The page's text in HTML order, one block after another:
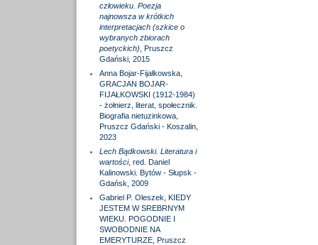
człowieku. Poezja
najnowsza w krótkich
interpretacjach (szkice o
wybranych zbiorach
poetyckich) , Pruszcz
Gdański, 2015
Anna Bojar-Fijałkowska,
GRACJAN BOJAR-
FIJAŁKOWSKI (1912-1984)
- żołnierz, literat, społecznik.
Biografia nietuzinkowa,
Pruszcz Gdański - Koszalin,
2023
Lech Bądkowski. Literatura i
wartości, red. Daniel
Kalinowski. Bytów - Słupsk -
Gdańsk, 2009
Gabriel P. Oleszek, KIEDY
JESTEM W SREBRNYM
WIEKU. POGODNIE I
SWOBODNIE NA
EMERYTURZE, Pruszcz